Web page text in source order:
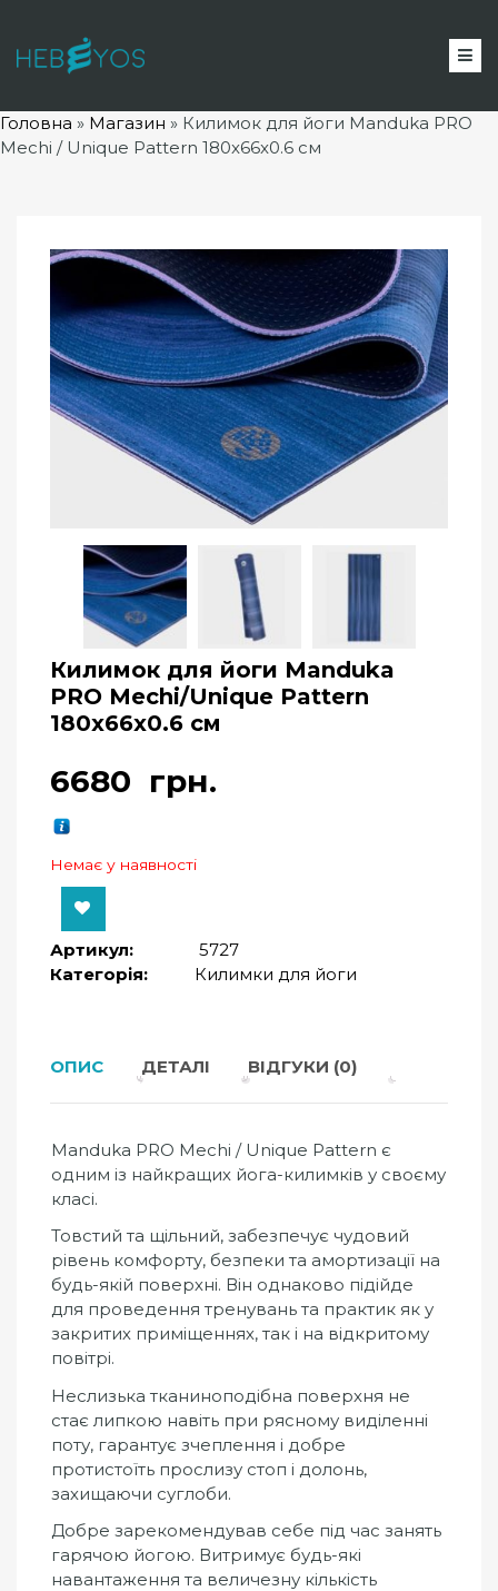
Головна » Магазин » Килимок для йоги Manduka PRO
Mechi / Unique Pattern 180x66x0.6 см
Килимок для йоги Manduka
PRO Mechi/Unique Pattern
180x66x0.6 см
6680 грн.
Немає у наявності
Артикул:
5727
Категорія:
Килимки для йоги
ОПИС ДЕТАЛІ ВІДГУКИ (0)
Manduka PRO Mechi / Unique Pattern є
одним із найкращих йога-килимків у своєму
класі.
Товстий та щільний, забезпечує чудовий
рівень комфорту, безпеки та амортизації на
будь-якій поверхні. Він однаково підійде
для проведення тренувань та практик як у
закритих приміщеннях, так і на відкритому
повітрі.
Неслизька тканиноподібна поверхня не
стає липкою навіть при рясному виділенні
поту, гарантує зчеплення і добре
протистоїть прослизу стоп і долонь,
захищаючи суглоби.
Добре зарекомендував себе під час занять
гарячою йогою. Витримує будь-які
навантаження та величезну кількість